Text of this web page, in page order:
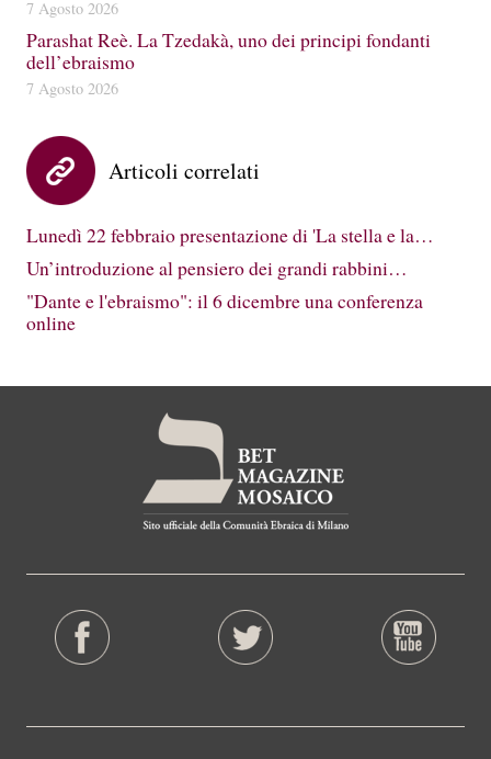
7 Agosto 2026
Parashat Reè. La Tzedakà, uno dei principi fondanti
dell’ebraismo
7 Agosto 2026
Articoli correlati
Lunedì 22 febbraio presentazione di 'La stella e la…
Un’introduzione al pensiero dei grandi rabbini…
"Dante e l'ebraismo": il 6 dicembre una conferenza
online